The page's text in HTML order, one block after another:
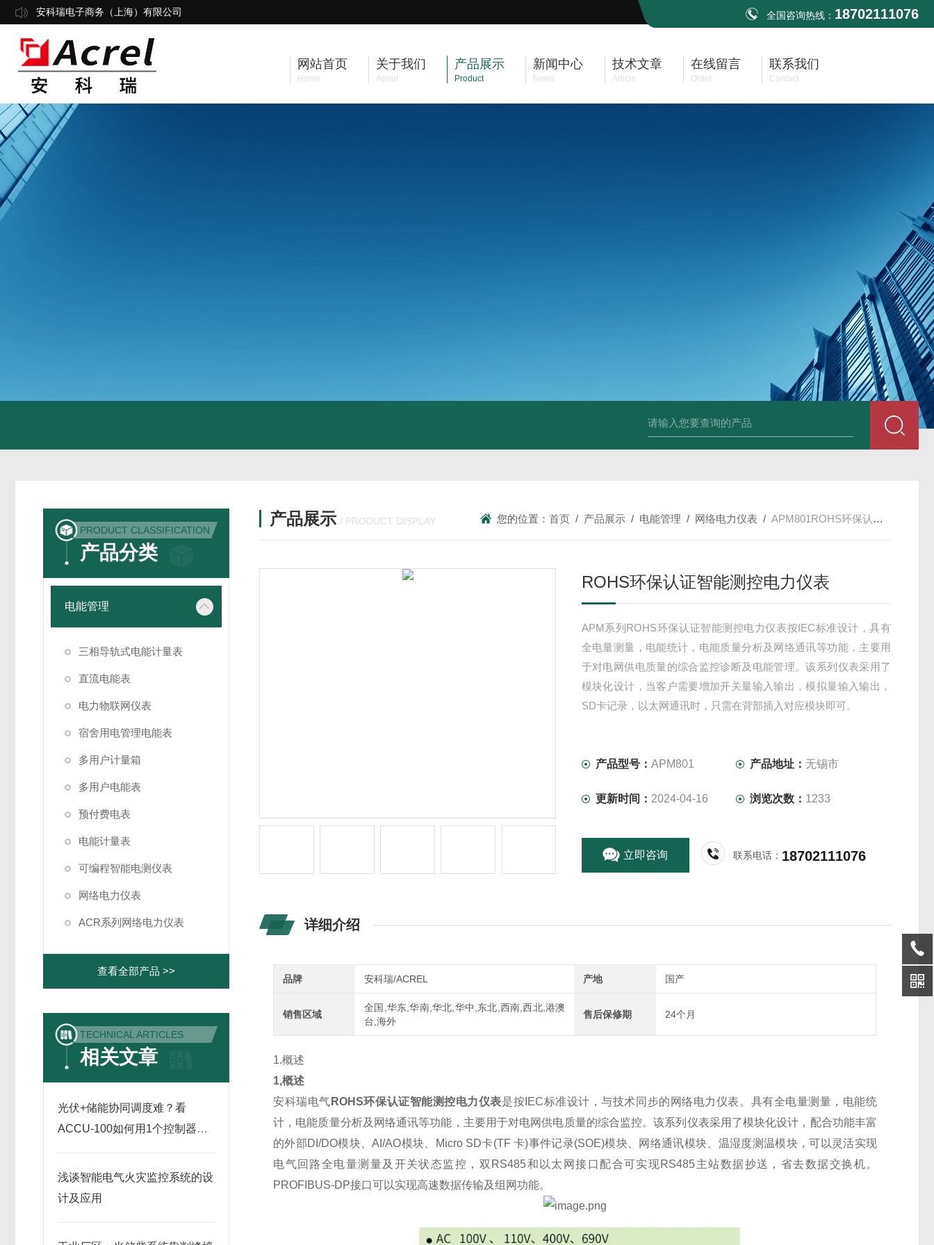
安科瑞电子商务（上海）有限公司 全国咨询热线： 18702111076
网站首页
Home
关于我们
About
产品展示
Product
新闻中心
News
技术文章
Article
在线留言
Order
联系我们
Contact
PRODUCT CLASSIFICATION
产品分类
电能管理
三相导轨式电能计量表
直流电能表
电力物联网仪表
宿舍用电管理电能表
多用户计量箱
多用户电能表
预付费电表
电能计量表
可编程智能电测仪表
网络电力仪表
ACR系列网络电力仪表
查看全部产品 >>
TECHNICAL ARTICLES
相关文章
光伏+储能协同调度难？看
ACCU-100如何用1个控制器省
浅谈智能电气火灾监控系统的设
计及应用
产品展示 / PRODUCT DISPLAY 您的位置：首页 / 产品展示 / 电能管理 / 网络电力仪表 /APM801ROHS环保认证智能测控电力仪表
ROHS环保认证智能测控电力仪表
APM系列ROHS环保认证智能测控电力仪表按IEC标准设计，具有
全电量测量，电能统计，电能质量分析及网络通讯等功能，主要用
于对电网供电质量的综合监控诊断及电能管理。该系列仪表采用了
模块化设计，当客户需要增加开关量输入输出，模拟量输入输出，
SD卡记录，以太网通讯时，只需在背部插入对应模块即可。
产品型号： APM801 产品地址： 无锡市
更新时间： 2024-04-16 浏览次数： 1233
立即咨询 联系电话： 18702111076
详细介绍
品牌 安科瑞/ACREL 产地 国产
销售区域
全国,华东,华南,华北,华中,东北,西南,西北,港澳
台,海外
售后保修期 24个月
1.概述
1,概述
安科瑞电气 ROHS环保认证智能测控电力仪表是按IEC标准设计，与技术同步的网络电力仪表。具有全电量测量，电能统
计，电能质量分析及网络通讯等功能，主要用于对电网供电质量的综合监控。该系列仪表采用了模块化设计，配合功能丰富
的外部DI/DO模块、AI/AO模块、Micro SD卡(TF 卡)事件记录(SOE)模块、网络通讯模块、温湿度测温模块，可以灵活实现
电气回路全电量测量及开关状态监控，双RS485和以太网接口配合可实现RS485主站数据抄送，省去数据交换机。
PROFIBUS-DP接口可以实现高速数据传输及组网功能。